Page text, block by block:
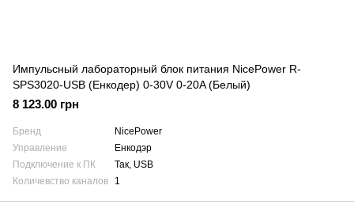
Импульсный лабораторный блок питания NicePower R-
SPS3020-USB (Енкодер) 0-30V 0-20A (Белый)
8 123.00 грн
Бренд
NicePower
Управление
Енкодэр
Подключение к ПК
Так, USB
Количевство каналов
1